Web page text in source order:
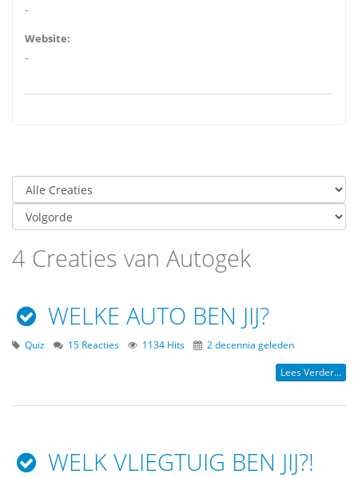
-
Website:
-
4 Creaties van Autogek
WELKE AUTO BEN JIJ?
Quiz 15 Reacties 1134 Hits 2 decennia geleden
Lees Verder...
WELK VLIEGTUIG BEN JIJ?!